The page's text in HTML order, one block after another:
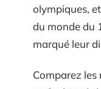
olympiques,
du monde du
marqué leur
Comparez les